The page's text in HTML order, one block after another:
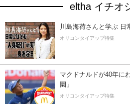
eltha イチオ
川島海荷さんと学ぶ 日
オリコンタイアップ特集
マクドナルドが40年に
園」
オリコンタイアップ特集